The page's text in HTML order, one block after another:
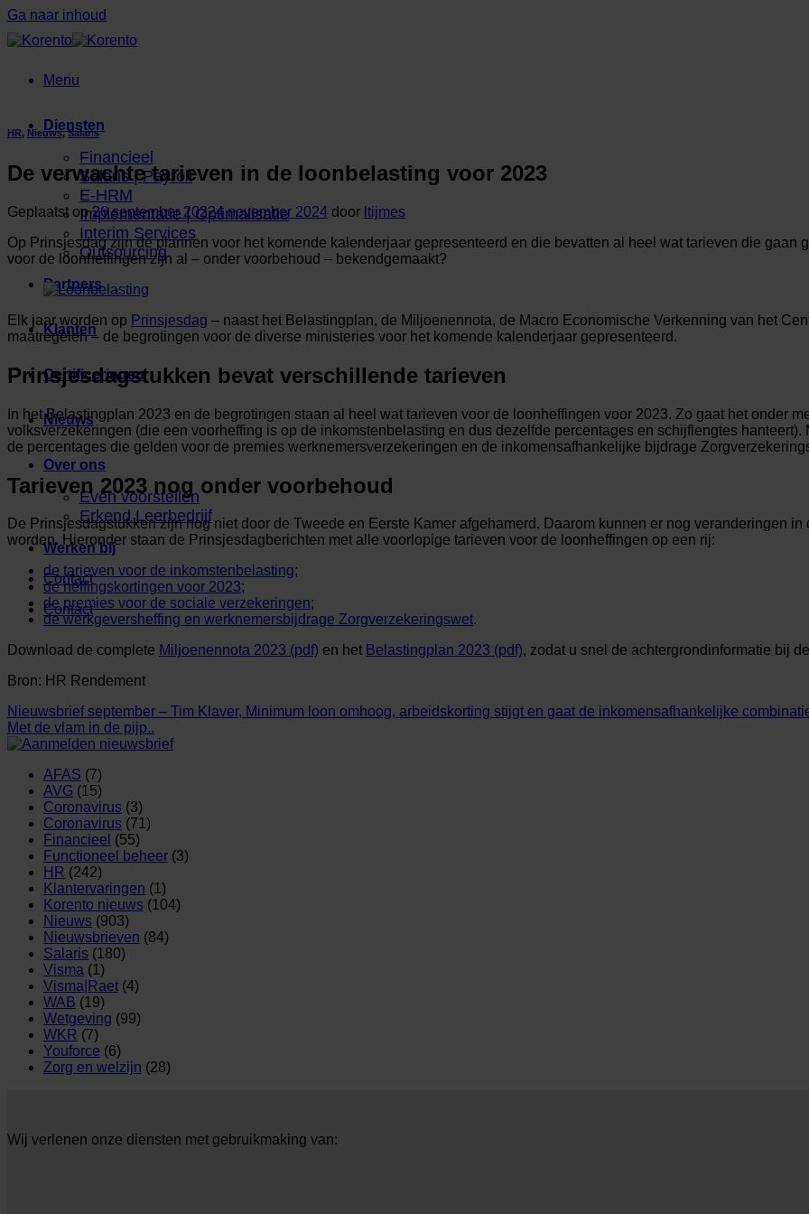
Ga naar inhoud
Menu
Diensten
Financieel
Salaris | Payroll
E-HRM
Implementatie | Optimalisatie
Interim Services
Outsourcing
Partners
Klanten
Certificeringen
Nieuws
Over ons
Even voorstellen
Erkend Leerbedrijf
Werken bij
Contact
Contact
HR, Nieuws,Salaris
De verwachte tarieven in de loonbelasting voor 2023
Geplaatst op26 september 20224 november 2024 door ltijmes
Op Prinsjesdag zijn de plannen voor het komende kalenderjaar gepresenteerd en die bevatten al heel wat tarieven die gaan
voor de loonheffingen zijn al – onder voorbehoud – bekendgemaakt?
Elk jaar worden op Prinsjesdag – naast het Belastingplan, de Miljoenennota, de Macro Economische Verkenning van het
maatregelen – de begrotingen voor de diverse ministeries voor het komende kalenderjaar gepresenteerd.
Prinsjesdagstukken bevat verschillende tarieven
In het Belastingplan 2023 en de begrotingen staan al heel wat tarieven voor de loonheffingen voor 2023. Zo gaat het onder
volksverzekeringen (die een voorheffing is op de inkomstenbelasting en dus dezelfde percentages en schijflengtes
de percentages die gelden voor de premies werknemersverzekeringen en de inkomensafhankelijke bijdrage
Tarieven 2023 nog onder voorbehoud
De Prinsjesdagstukken zijn nog niet door de Tweede en Eerste Kamer afgehamerd. Daarom kunnen er nog veranderingen
worden. Hieronder staan de Prinsjesdagberichten met alle voorlopige tarieven voor de loonheffingen op een rij:
de tarieven voor de inkomstenbelasting;
de heffingskortingen voor 2023;
de premies voor de sociale verzekeringen;
de werkgeversheffing en werknemersbijdrage Zorgverzekeringswet.
Download de complete Miljoenennota 2023 (pdf) en het Belastingplan 2023 (pdf), zodat u snel de achtergrondinformatie bij
Bron: HR Rendement
Nieuwsbrief september – Tim Klaver, Minimum loon omhoog, arbeidskorting stijgt en gaat de inkomensafhankelijke
Met de vlam in de pijp..
AFAS (7)
AVG (15)
Coronavirus (3)
Coronavirus (71)
Financieel (55)
Functioneel beheer (3)
HR (242)
Klantervaringen (1)
Korento nieuws (104)
Nieuws (903)
Nieuwsbrieven (84)
Salaris (180)
Visma (1)
Visma|Raet (4)
WAB (19)
Wetgeving (99)
WKR (7)
Youforce (6)
Zorg en welzijn (28)
Wij verlenen onze diensten met gebruikmaking van: